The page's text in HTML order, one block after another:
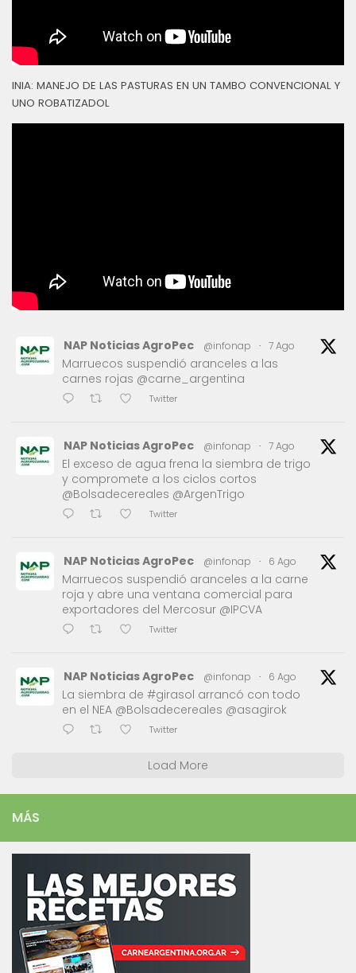
INIA: MANEJO DE LAS PASTURAS EN UN TAMBO CONVENCIONAL Y
UNO ROBATIZADOL
NAP Noticias AgroPec @infonap · 7 Ago
Marruecos suspendió aranceles a las
carnes rojas @carne_argentina
Twitter
NAP Noticias AgroPec @infonap · 7 Ago
El exceso de agua frena la siembra de trigo
y compromete a los ciclos cortos
@Bolsadecereales @ArgenTrigo
Twitter
NAP Noticias AgroPec @infonap · 6 Ago
Marruecos suspendió aranceles a la carne
roja y abre una ventana comercial para
exportadores del Mercosur @IPCVA
Twitter
NAP Noticias AgroPec @infonap · 6 Ago
La siembra de #girasol arrancó con todo
en el NEA @Bolsadecereales @asagirok
Twitter
Load More
MÁS